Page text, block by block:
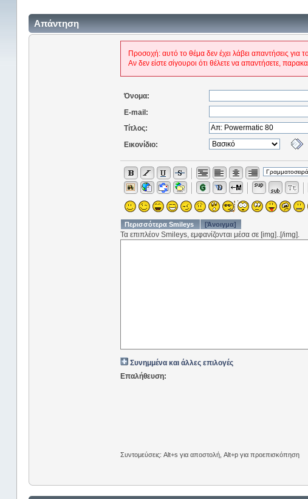
Απάντηση
Προσοχή: αυτό το θέμα δεν έχει λάβει απαντήσεις για
Αν δεν είστε σίγουροι ότι θέλετε να απαντήσετε,
Όνομα:
E-mail:
Τίτλος:
Εικονίδιο:
Περισσότερα Smileys [Άνοιγμα]
Τα επιπλέον Smileys, εμφανίζονται μέσα σε [img]..[/img].
Συνημμένα και άλλες επιλογές
Επαλήθευση:
Συντομεύσεις: Alt+s για αποστολή, Alt+p για προεπισκόπηση